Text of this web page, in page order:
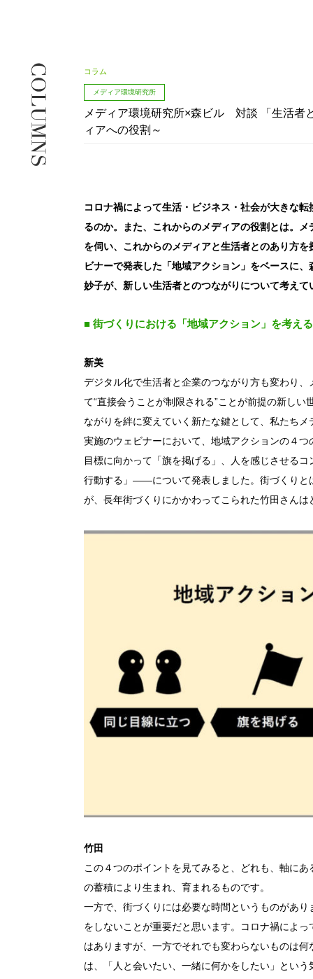
コラム
メディア環境研究所
メディア環境研究所×森ビル 対談 「生活者
ィアへの役割～
コロナ禍によって生活・ビジネス・社会が大きな
るのか。また、これからのメディアの役割とは。
を伺い、これからのメディアと生活者とのあり方
ビナーで発表した「地域アクション」をベースに
妙子が、新しい生活者とのつながりについて考えて
■ 街づくりにおける「地域アクション」を考える
新美
デジタル化で生活者と企業のつながり方も変わり
て“直接会うことが制限される”ことが前提の新し
ながりを絆に変えていく新たな鍵として、私たち
実施のウェビナーにおいて、地域アクションの４
目標に向かって「旗を掲げる」、人を感じさせる
行動する」――について発表しました。街づくりと
が、長年街づくりにかかわってこられた竹田さん
竹田
この４つのポイントを見てみると、どれも、軸に
の蓄積により生まれ、育まれるものです。
一方で、街づくりには必要な時間というものがあ
をしないことが重要だと思います。コロナ禍によ
はありますが、一方でそれでも変わらないものは
は、「人と会いたい、一緒に何かをしたい」とい